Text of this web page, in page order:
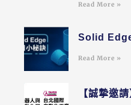
Read More »
Solid Edge
Read More »
【誠摯邀